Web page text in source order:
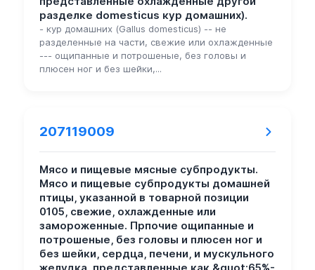
разделке domesticus кур домашних).
- кур домашних (Gallus domesticus) -- не
разделенные на части, свежие или охлажденные
--- ощипанные и потрошеные, без головы и
плюсен ног и без шейки,...
207119009
Мясо и пищевые мясные субпродукты.
Мясо и пищевые субпродукты домашней
птицы, указанной в товарной позиции
0105, свежие, охлажденные или
замороженные. Прпочие ощипанные и
потрошеные, без головы и плюсен ног и
без шейки, сердца, печени, и мускульного